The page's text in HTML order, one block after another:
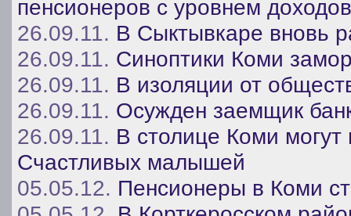
пенсионеров с уровнем
26.09.11. В Сыктывкаре вновь
26.09.11. Синоптики Коми
26.09.11. В изоляции от
26.09.11. Осужден заемщик
26.09.11. В столице Коми могут
Счастливых малышей
05.05.12. Пенсионеры в Коми